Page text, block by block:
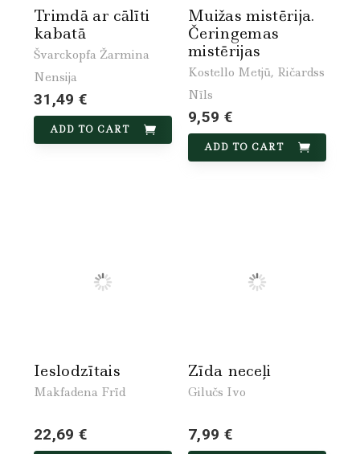
Trimdā ar cālīti
kabatā
Švarckopfa Žarmina
Nensija
31,49 €
ADD TO CART
Muižas mistērija.
Čeringemas
mistērijas
Kostello Metjū, Ričardss
Nīls
9,59 €
ADD TO CART
Ieslodzītais
Makfadena Frīd
22,69 €
Zīda neceļi
Gilučs Ivo
7,99 €